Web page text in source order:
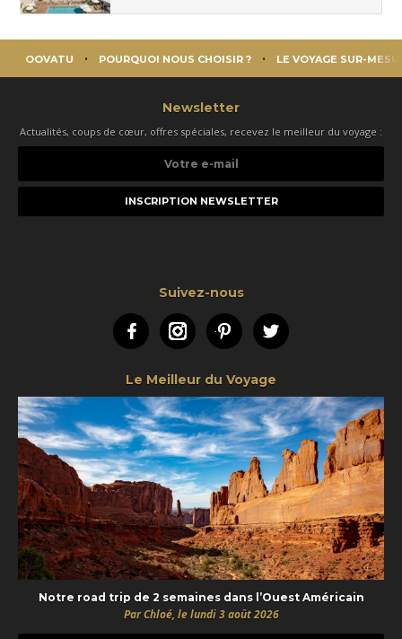
OOVATU POURQUOI NOUS CHOISIR ? LE VOYAGE SUR-
Newsletter
Actualités, coups de cœur, offres spéciales, recevez le meilleur du voyage :
e-
Suivez-nous
FacebookInstagramPinterestTwitter
Le Meilleur du Voyage
Notre road trip de 2 semaines dans l’Ouest Américain
Par Chloé, le lundi 3 août 2026